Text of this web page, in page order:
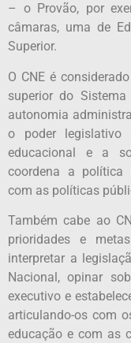
– o Provão, por
câmaras, uma de
Superior.
O CNE é
superior do
autonomia
o poder legislativo
educacional e a
coordena a política
com as políticas
Também cabe ao
prioridades e
interpretar a
Nacional, opinar
executivo e
articulando-os com
educação e com as